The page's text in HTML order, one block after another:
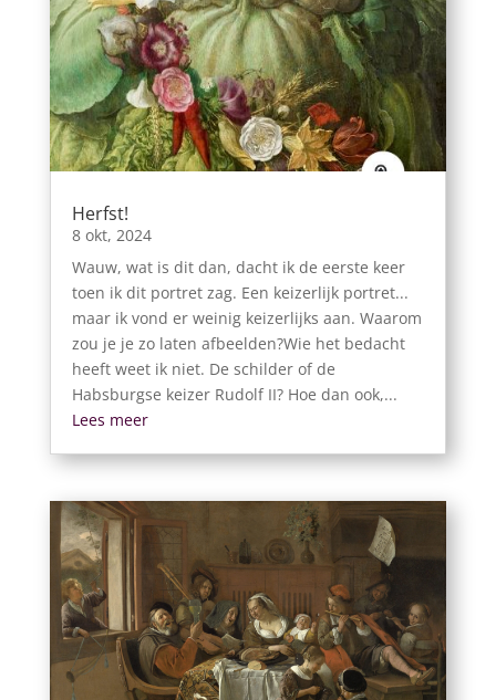
Herfst!
8 okt, 2024
Wauw, wat is dit dan, dacht ik de eerste keer
toen ik dit portret zag. Een keizerlijk portret...
maar ik vond er weinig keizerlijks aan. Waarom
zou je je zo laten afbeelden?Wie het bedacht
heeft weet ik niet. De schilder of de
Habsburgse keizer Rudolf II? Hoe dan ook,...
Lees meer